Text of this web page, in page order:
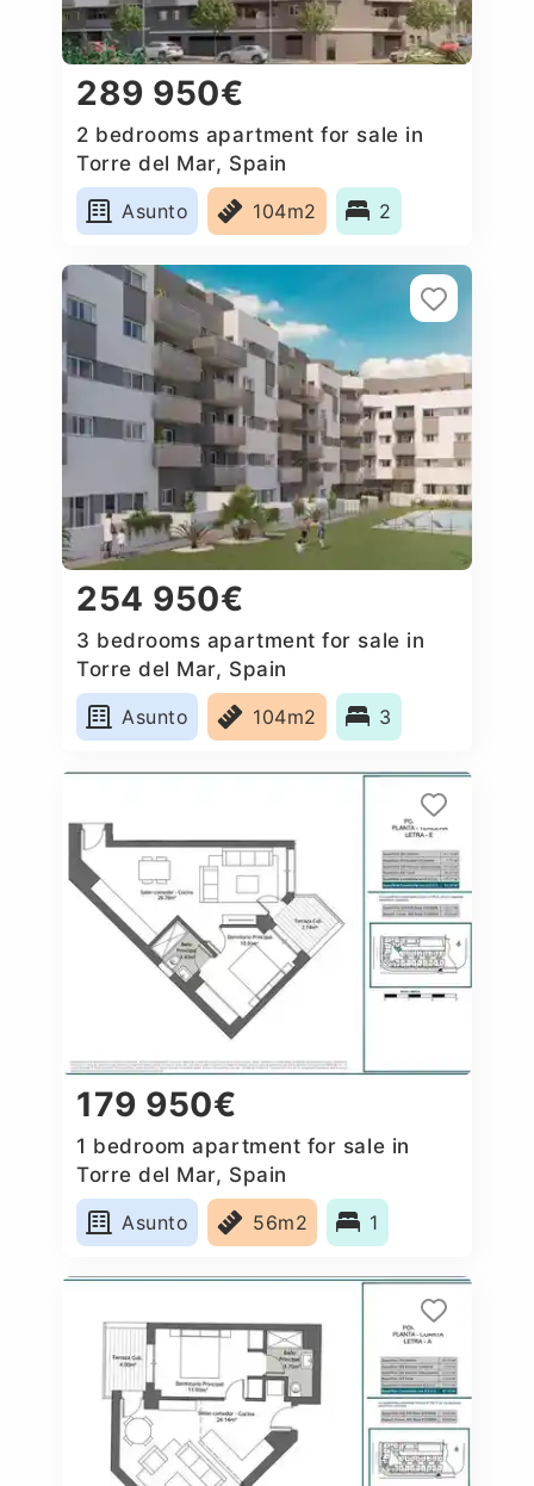
289 950€
2 bedrooms apartment for sale in
Torre del Mar, Spain
Asunto
104m2 2
254 950€
3 bedrooms apartment for sale in
Torre del Mar, Spain
Asunto
104m2 3
179 950€
1 bedroom apartment for sale in
Torre del Mar, Spain
Asunto
56m2 1